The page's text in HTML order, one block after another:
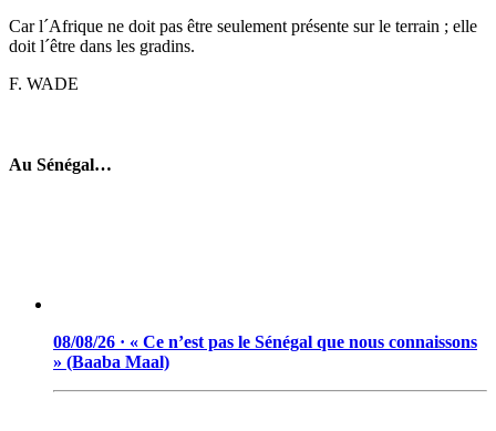
Car l´Afrique ne doit pas être seulement présente sur le terrain ; elle
doit l´être dans les gradins.
F. WADE
Au Sénégal…
08/08/26 · « Ce n’est pas le Sénégal que nous connaissons
» (Baaba Maal)